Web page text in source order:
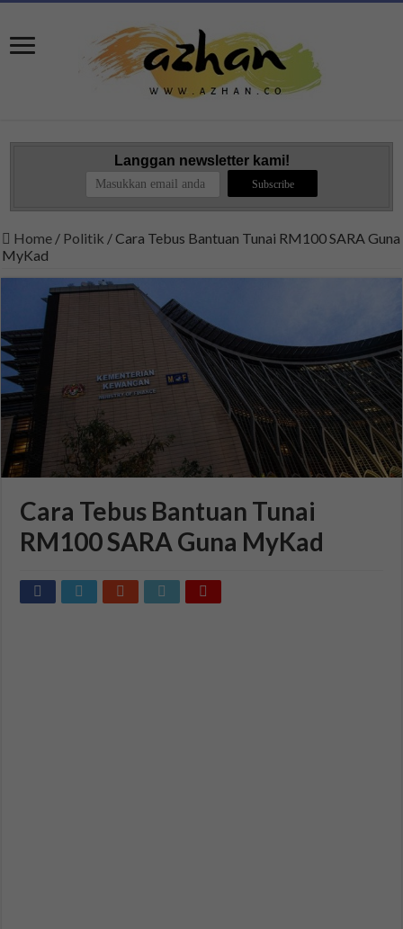
Langgan newsletter kami!
Home / Politik /Cara Tebus Bantuan Tunai RM100 SARA Guna
MyKad
Cara Tebus Bantuan Tunai
RM100 SARA Guna MyKad